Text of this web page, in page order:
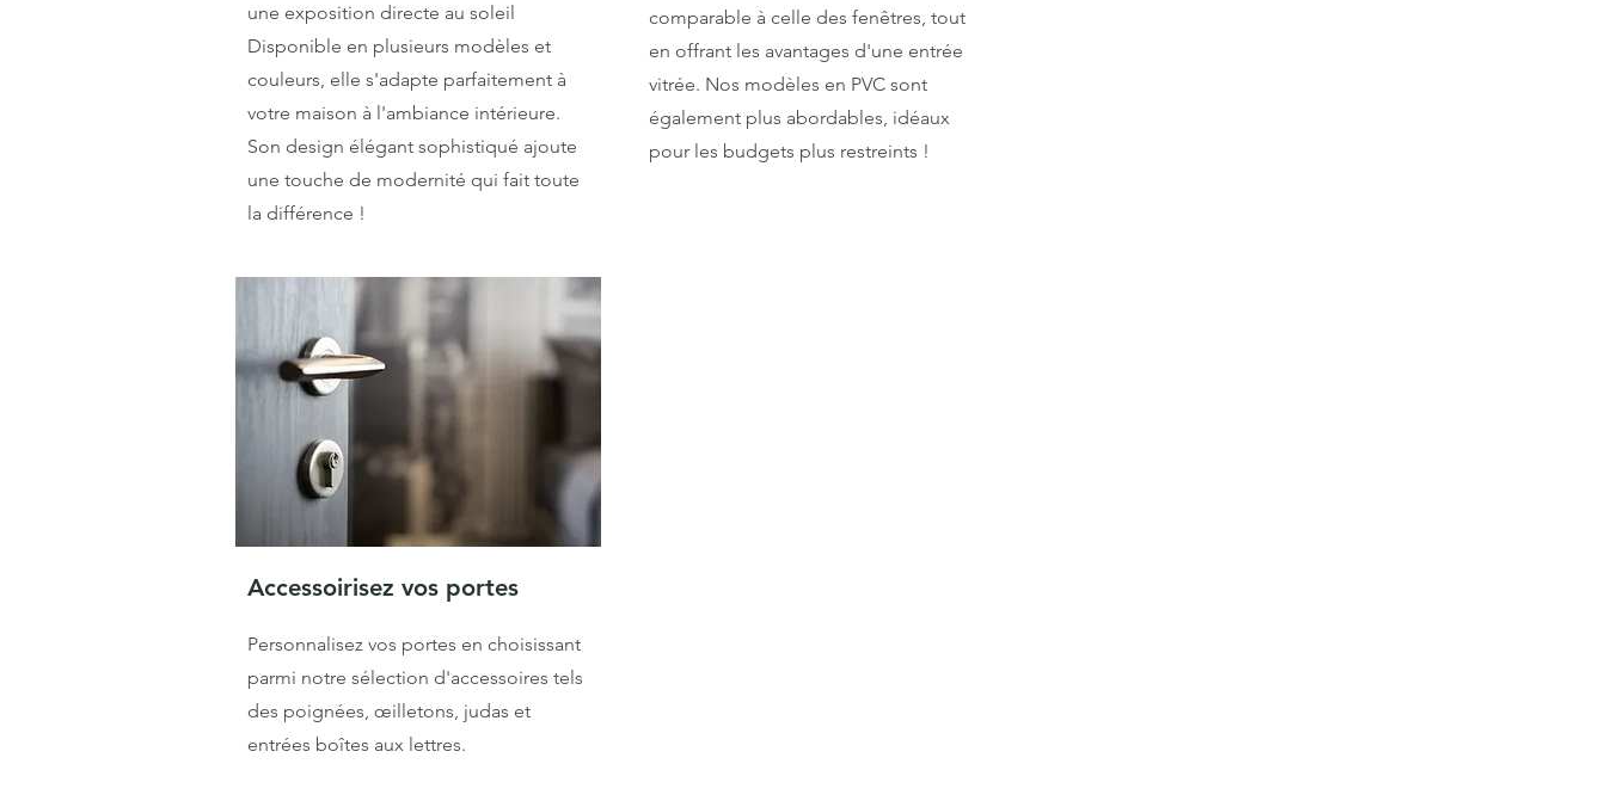
une exposition directe au soleil
Disponible en plusieurs modèles et
couleurs, elle s'adapte parfaitement à
votre maison à l'ambiance intérieure.
Son design élégant sophistiqué ajoute
une touche de modernité qui fait toute
la différence !
comparable à celle des fenêtres, tout
en offrant les avantages d'une entrée
vitrée. Nos modèles en PVC sont
également plus abordables, idéaux
pour les budgets plus restreints !
Accessoirisez vos portes
Personnalisez vos portes en choisissant
parmi notre sélection d'accessoires tels
des poignées, œilletons, judas et
entrées boîtes aux lettres.